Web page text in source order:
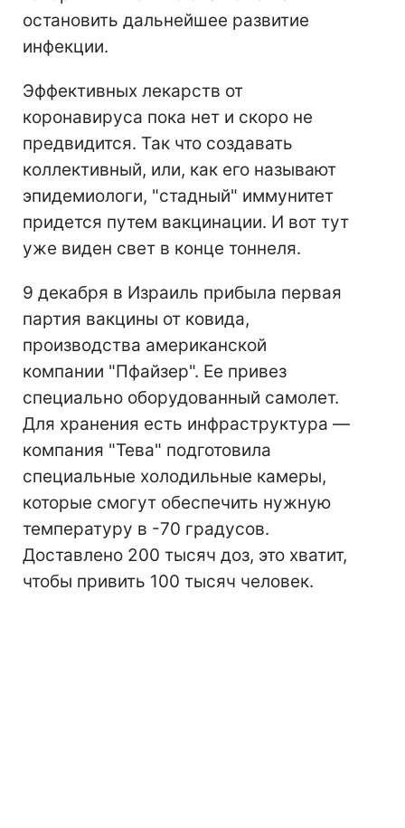
остановить дальнейшее развитие
инфекции.
Эффективных лекарств от
коронавируса пока нет и скоро не
предвидится. Так что создавать
коллективный, или, как его называют
эпидемиологи, "стадный" иммунитет
придется путем вакцинации. И вот тут
уже виден свет в конце тоннеля.
9 декабря в Израиль прибыла первая
партия вакцины от ковида,
производства американской
компании "Пфайзер". Ее привез
специально оборудованный самолет.
Для хранения есть инфраструктура —
компания "Тева" подготовила
специальные холодильные камеры,
которые смогут обеспечить нужную
температуру в -70 градусов.
Доставлено 200 тысяч доз, это хватит,
чтобы привить 100 тысяч человек.